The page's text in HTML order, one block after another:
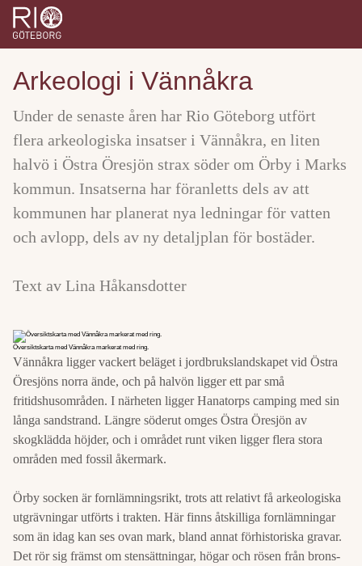
Arkeologi i Vännåkra
Under de senaste åren har Rio Göteborg utfört
flera arkeologiska insatser i Vännåkra, en liten
halvö i Östra Öresjön strax söder om Örby i Marks
kommun. Insatserna har föranletts dels av att
kommunen har planerat nya ledningar för vatten
och avlopp, dels av ny detaljplan för bostäder.
Text av Lina Håkansdotter
Översiktskarta med Vännåkra markerat med ring.
Vännåkra ligger vackert beläget i jordbrukslandskapet vid Östra
Öresjöns norra ände, och på halvön ligger ett par små
fritidshusområden. I närheten ligger Hanatorps camping med sin
långa sandstrand. Längre söderut omges Östra Öresjön av
skogklädda höjder, och i området runt viken ligger flera stora
områden med fossil åkermark.
Örby socken är fornlämningsrikt, trots att relativt få arkeologiska
utgrävningar utförts i trakten. Här finns åtskilliga fornlämningar
som än idag kan ses ovan mark, bland annat förhistoriska gravar.
Det rör sig främst om stensättningar, högar och rösen från brons-